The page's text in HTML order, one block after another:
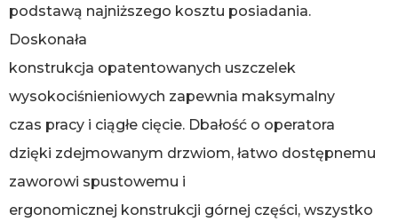
podstawą najniższego kosztu posiadania.
Doskonała
konstrukcja opatentowanych uszczelek
wysokociśnieniowych zapewnia maksymalny
czas pracy i ciągłe cięcie. Dbałość o operatora
dzięki zdejmowanym drzwiom, łatwo dostępnemu
zaworowi spustowemu i
ergonomicznej konstrukcji górnej części, wszystko